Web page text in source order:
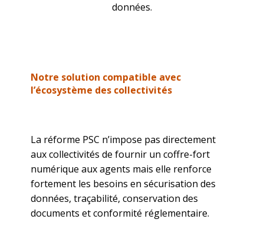
données.
Notre solution compatible avec
l’écosystème des collectivités
La réforme PSC n’impose pas directement
aux collectivités de fournir un coffre-fort
numérique aux agents mais elle renforce
fortement les besoins en sécurisation des
données, traçabilité, conservation des
documents et conformité réglementaire.